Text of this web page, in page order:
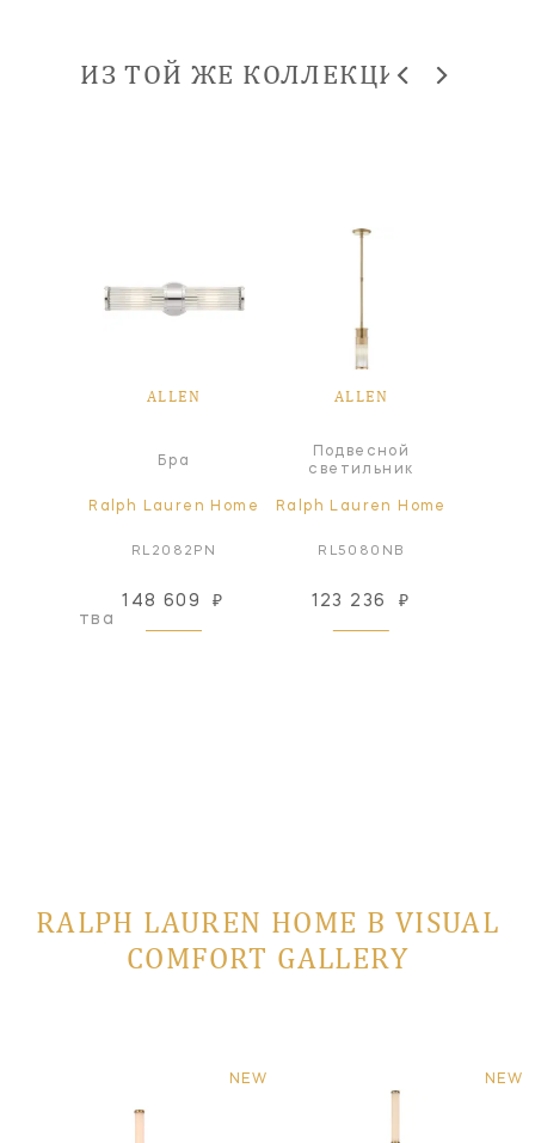
ИЗ ТОЙ ЖЕ КОЛЛЕКЦИИ
ALLEN
Бра
Ralph Lauren Home
RL2082PN
148 609 ₽
ALLEN
Подвесной
светильник
Ralph Lauren Home
RL5080NB
123 236 ₽
RALPH LAUREN HOME В VISUAL
COMFORT GALLERY
NEW NEW